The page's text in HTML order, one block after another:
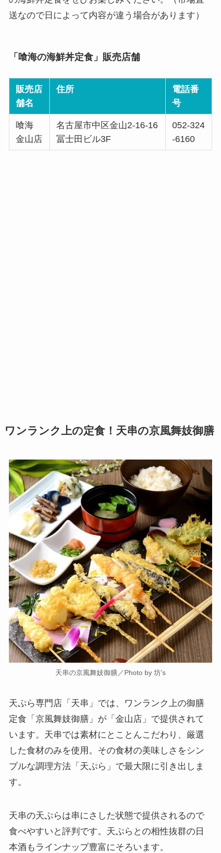
送なので日によって内容が違う場合があります）
「喰海の海鮮丼定食」販売店舗
販売店
舗名
住所
電話番
号
喰海
金山店
名古屋市中区金山2-16-16
冨士田ビル3F
052-324
-6160
ワンランク上の定食！天串の京風舞妓御膳
天串の京風舞妓御膳／Photo by 坊’s
天ぷら専門店「天串」では、ワンランク上の御膳
定食「京風舞妓御膳」が「金山店」で提供されて
います。天串では素材にとことんこだわり、厳選
した食材のみを使用。その食材の美味しさをシン
プルな調理方法「天ぷら」で最大限に引き出しま
す。
天串の天ぷらは串にさした状態で提供されるので
食べやすいと評判です。天ぷらとの相性抜群の日
本酒もラインナップ豊富にそろいます。